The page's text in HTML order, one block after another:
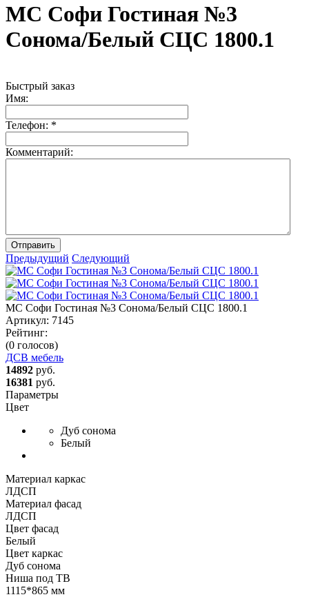
МС Софи Гостиная №3
Сонома/Белый СЦС 1800.1
Быстрый заказ
Имя:
Телефон: *
Комментарий:
Отправить
Предыдущий Следующий
МС Софи Гостиная №3 Сонома/Белый СЦС 1800.1
Артикул: 7145
Рейтинг:
(0 голосов)
ДСВ мебель
14892 руб.
16381 руб.
Параметры
Цвет
Дуб сонома
Белый
Материал каркас
ЛДСП
Материал фасад
ЛДСП
Цвет фасад
Белый
Цвет каркас
Дуб сонома
Ниша под ТВ
1115*865 мм